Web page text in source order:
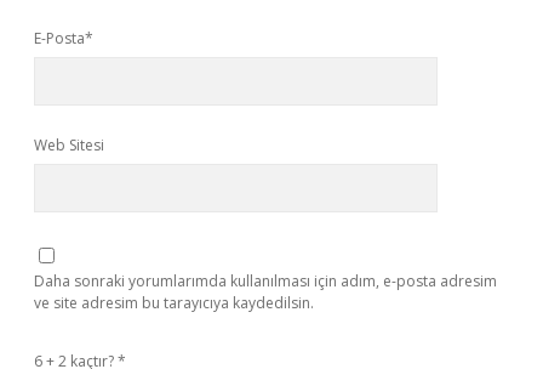
E-Posta*
Web Sitesi
Daha sonraki yorumlarımda kullanılması için adım, e-posta adresim
ve site adresim bu tarayıcıya kaydedilsin.
6 + 2 kaçtır?*